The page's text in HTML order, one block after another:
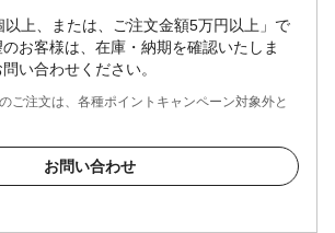
以上、または、ご注文金額5万円以上」で
お客様は、在庫・納期を確認いたしま
い合わせください。
ご注文は、各種ポイントキャンペーン対象外と
お問い合わせ